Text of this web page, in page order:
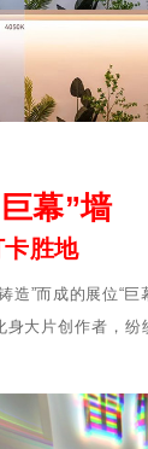
幕”墙
胜地
造”而成的展位“
身大片创作者，